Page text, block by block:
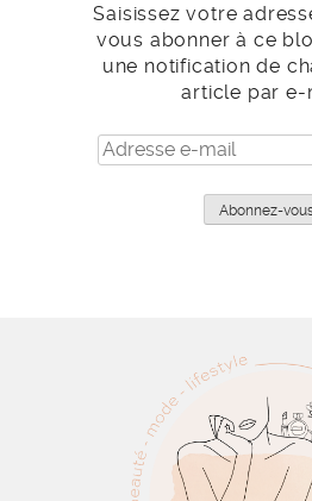
Saisissez votre
vous abonner à ce
une notification de
article par e-
Adresse
e-
Abonnez-